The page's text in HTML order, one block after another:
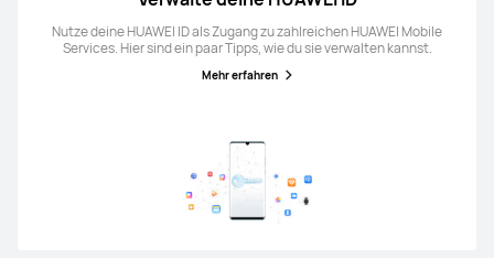
Nutze deine HUAWEI ID als Zugang zu zahlreichen HUAWEI Mobile
Services. Hier sind ein paar Tipps, wie du sie verwalten kannst.
Mehr erfahren